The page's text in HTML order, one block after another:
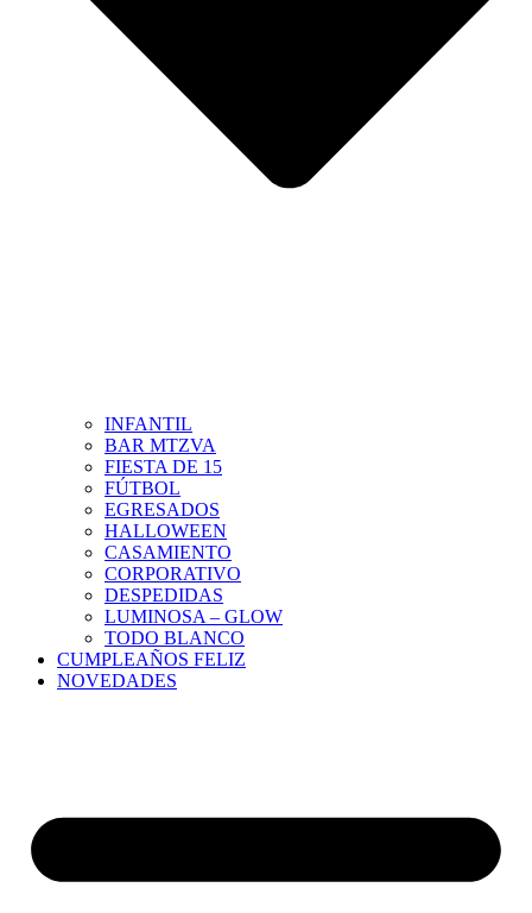
INFANTIL
BAR MTZVA
FIESTA DE 15
FÚTBOL
EGRESADOS
HALLOWEEN
CASAMIENTO
CORPORATIVO
DESPEDIDAS
LUMINOSA – GLOW
TODO BLANCO
CUMPLEAÑOS FELIZ
NOVEDADES